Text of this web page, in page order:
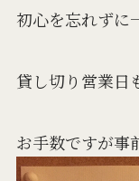
初心を忘れずに
貸し切り営業日
お手数ですが事